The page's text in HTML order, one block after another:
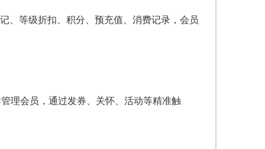
、等级折扣、积分、预充值、消费记录，会员
理会员，通过发券、关怀、活动等精准触